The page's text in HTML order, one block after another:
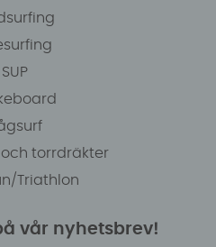
SUP
torrdräkter
Triathlon
vår nyhetsbrev!